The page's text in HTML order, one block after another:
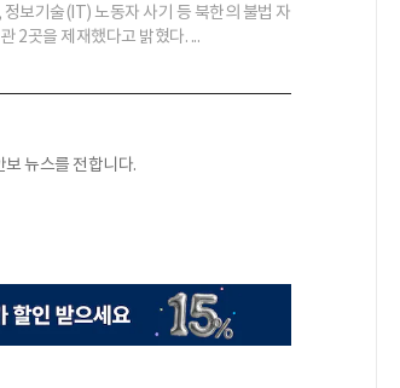
보기술(IT) 노동자 사기 등 북한의 불법 자
2곳을 제재했다고 밝혔다. ...
뉴스를 전합니다.